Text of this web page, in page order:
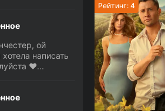
Рейтинг: 4
ой
написать
❤️...